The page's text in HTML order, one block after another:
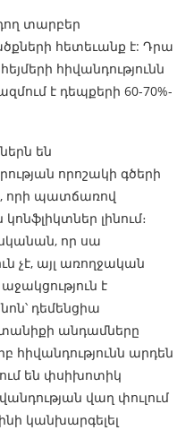
տարբեր
հետեւանք է: Դրա
հիվանդությունն
է դեպքերի 60-70%-
են
որոշակի գծերի
որի պատճառով
լինում։
որ սա
չէ, այլ առողջական
է
դեմենցիա
անդամները
հիվանդությունն արդեն
են փսիխոտիկ
վաղ փուլում
կանխարգելել